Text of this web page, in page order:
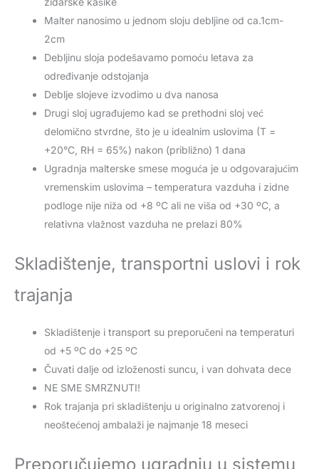
Malter nanosimo u jednom sloju debljine od ca.1cm-
2cm
Debljinu sloja podešavamo pomoću letava za
određivanje odstojanja
Deblje slojeve izvodimo u dva nanosa
Drugi sloj ugrađujemo kad se prethodni sloj već
delomično stvrdne, što je u idealnim uslovima (T =
+20°C, RH = 65%) nakon (približno) 1 dana
Ugradnja malterske smese moguća je u odgovarajućim
vremenskim uslovima – temperatura vazduha i zidne
podloge nije niža od +8 ºC ali ne viša od +30 ºC, a
relativna vlažnost vazduha ne prelazi 80%
Skladištenje, transportni uslovi i rok
trajanja
Skladištenje i transport su preporučeni na temperaturi
od +5 ºC do +25 ºC
Čuvati dalje od izloženosti suncu, i van dohvata dece
NE SME SMRZNUTI!
Rok trajanja pri skladištenju u originalno zatvorenoj i
neoštećenoj ambalaži je najmanje 18 meseci
Preporučujemo ugradnju u sistemu